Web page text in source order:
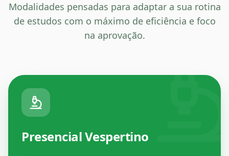
Modalidades pensadas para adaptar a sua rotina
de estudos com o máximo de eficiência e foco
na aprovação.
Presencial Vespertino